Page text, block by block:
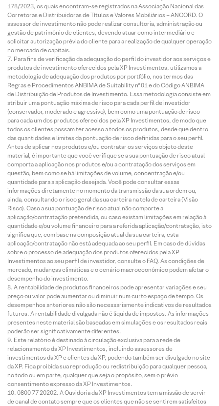
178/2023, os quais encontram-se registrados na Associação Nacional das
Corretoras e Distribuidoras de Títulos e Valores Mobiliários – ANCORD. O
assessor de investimento não pode realizar consultoria, administração ou
gestão de patrimônio de clientes, devendo atuar como intermediário e
solicitar autorização prévia do cliente para a realização de qualquer operação
no mercado de capitais.
Para fins de verificação da adequação do perfil do investidor aos serviços e
produtos de investimento oferecidos pela XP Investimentos, utilizamos a
metodologia de adequação dos produtos por portfólio, nos termos das
Regras e Procedimentos ANBIMA de Suitability nº 01 e do Código ANBIMA
de Distribuição de Produtos de Investimento. Essa metodologia consiste em
atribuir uma pontuação máxima de risco para cada perfil de investidor
(conservador, moderado e agressivo), bem como uma pontuação de risco
para cada um dos produtos oferecidos pela XP Investimentos, de modo que
todos os clientes possam ter acesso a todos os produtos, desde que dentro
das quantidades e limites da pontuação de risco definidas para o seu perfil.
Antes de aplicar nos produtos e/ou contratar os serviços objeto deste
material, é importante que você verifique se a sua pontuação de risco atual
comporta a aplicação nos produtos e/ou a contratação dos serviços em
questão, bem como se há limitações de volume, concentração e/ou
quantidade para a aplicação desejada. Você pode consultar essas
informações diretamente no momento da transmissão da sua ordem ou,
ainda, consultando o risco geral da sua carteira na tela de carteira (Visão
Risco). Caso a sua pontuação de risco atual não comporte a
aplicação/contratação pretendida, ou caso existam limitações em relação à
quantidade e/ou volume financeiro para a referida aplicação/contratação, isto
significa que, com base na composição atual da sua carteira, esta
aplicação/contratação não está adequada ao seu perfil. Em caso de dúvidas
sobre o processo de adequação dos produtos oferecidos pela XP
Investimentos ao seu perfil de investidor, consulte o FAQ. As condições de
mercado, mudanças climáticas e o cenário macroeconômico podem afetar o
desempenho do investimento.
A rentabilidade de produtos financeiros pode apresentar variações e seu
preço ou valor pode aumentar ou diminuir num curto espaço de tempo. Os
desempenhos anteriores não são necessariamente indicativos de resultados
futuros. A rentabilidade divulgada não é líquida de impostos. As informações
presentes neste material são baseadas em simulações e os resultados reais
poderão ser significativamente diferentes.
Este relatório é destinado à circulação exclusiva para a rede de
relacionamento da XP Investimentos, incluindo assessores de
investimentos da XP e clientes da XP, podendo também ser divulgado no site
da XP. Fica proibida sua reprodução ou redistribuição para qualquer pessoa,
no todo ou em parte, qualquer que seja o propósito, sem o prévio
consentimento expresso da XP Investimentos.
0800 77 20202. A Ouvidoria da XP Investimentos tem a missão de servir
de canal de contato sempre que os clientes que não se sentirem satisfeitos